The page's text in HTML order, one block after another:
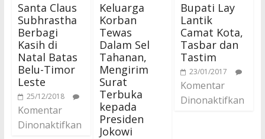
Santa Claus
Subhrastha
Berbagi
Kasih di
Natal Batas
Belu-Timor
Leste
25/12/2018
Komentar
Dinonaktifkan
Keluarga
Korban
Tewas
Dalam Sel
Tahanan,
Mengirim
Surat
Terbuka
kepada
Presiden
Jokowi
Bupati Lay
Lantik
Camat Kota,
Tasbar dan
Tastim
23/01/2017
Komentar
Dinonaktifkan